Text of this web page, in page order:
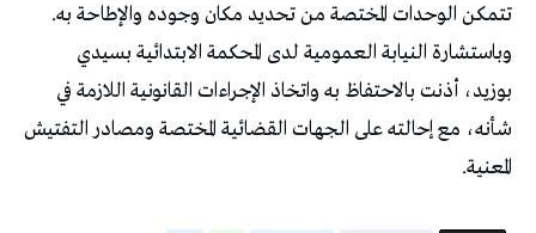
تتمكن الوحدات المختصة من تحديد مكان وجوده والإطاحة به.
وباستشارة النيابة العمومية لدى المحكمة الابتدائية بسيدي
بوزيد، أذنت بالاحتفاظ به واتخاذ الإجراءات القانونية اللازمة في
شأنه، مع إحالته على الجهات القضائية المختصة ومصادر التفتيش
المعنية.